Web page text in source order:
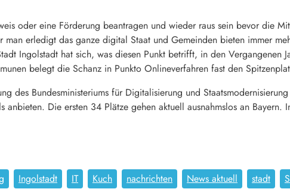
oder eine Förderung beantragen und wieder raus sein bevor die
man erledigt das ganze digital Staat und Gemeinden bieten immer
Ingolstadt hat sich, was diesen Punkt betrifft, in den Vergangenen
belegt die Schanz in Punkto Onlineverfahren fast den
des Bundesministeriums für Digitalisierung und
anbieten. Die ersten 34 Plätze gehen aktuell ausnahmslos an Bayern.
Ingolstadt IT Kuch nachrichten News aktuell stadt